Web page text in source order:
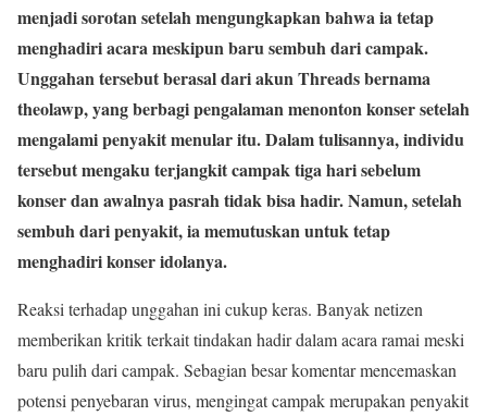
menjadi sorotan setelah mengungkapkan bahwa ia tetap
menghadiri acara meskipun baru sembuh dari campak.
Unggahan tersebut berasal dari akun Threads bernama
theolawp, yang berbagi pengalaman menonton konser setelah
mengalami penyakit menular itu. Dalam tulisannya, individu
tersebut mengaku terjangkit campak tiga hari sebelum
konser dan awalnya pasrah tidak bisa hadir. Namun, setelah
sembuh dari penyakit, ia memutuskan untuk tetap
menghadiri konser idolanya.
Reaksi terhadap unggahan ini cukup keras. Banyak netizen
memberikan kritik terkait tindakan hadir dalam acara ramai meski
baru pulih dari campak. Sebagian besar komentar mencemaskan
potensi penyebaran virus, mengingat campak merupakan penyakit